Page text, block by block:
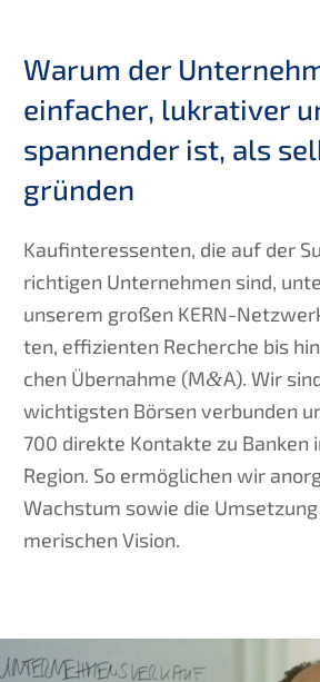
Warum der
einfa­cher, lukra­ti­ver
spannen­der ist, als
gründen
Kaufin­ter­es­sen­ten, die auf der
richti­gen Unter­neh­men sind,
unserem großen KERN-
ten, effizi­en­ten Recher­che bis
chen Übernah­me (M&A). Wir
wichtigs­ten Börsen verbun­den
700 direk­te Kontak­te zu Banken
Region. So ermög­li­chen wir
Wachs­tum sowie die
me­ri­schen Vision.